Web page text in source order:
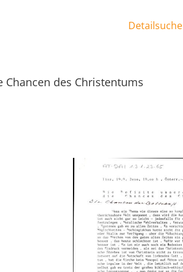
Detailsuche
des Christentums